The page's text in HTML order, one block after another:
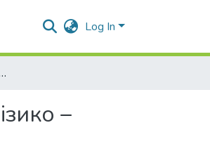
Log In
фізико – математичної моделі
–